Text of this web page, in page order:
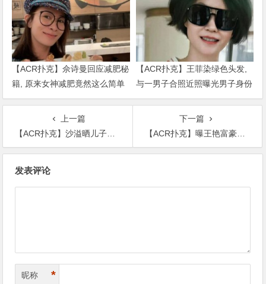
【ACR扑克】佘诗曼回应减肥秘
籍, 原来女神减肥竟然这么简单
【ACR扑克】王菲染绿色头发,
与一男子合照近照曝光男子身份
被扒出
上一篇
【ACR扑克】沙溢晒儿子照片，却被满满一柜子盲盒抢镜
下一篇
【ACR扑克】曝王艳富豪老公被索要赌资，网友：富豪怎么会欠债？
发表评论
昵称 *